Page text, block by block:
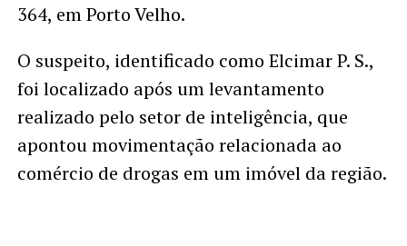
364, em Porto Velho.
O suspeito, identificado como Elcimar P. S.,
foi localizado após um levantamento
realizado pelo setor de inteligência, que
apontou movimentação relacionada ao
comércio de drogas em um imóvel da região.